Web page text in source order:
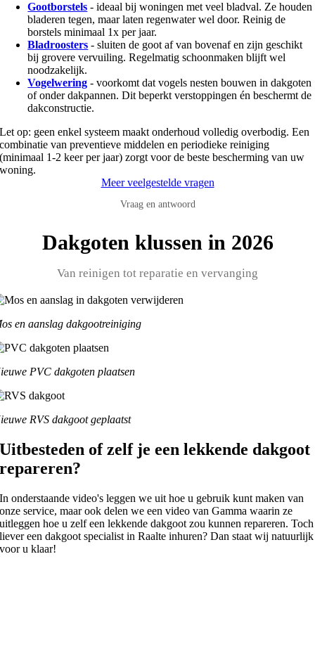
Gootborstels - ideaal bij woningen met veel bladval. Ze houden
bladeren tegen, maar laten regenwater wel door. Reinig de
borstels minimaal 1x per jaar.
Bladroosters - sluiten de goot af van bovenaf en zijn geschikt
bij grovere vervuiling. Regelmatig schoonmaken blijft wel
noodzakelijk.
Vogelwering - voorkomt dat vogels nesten bouwen in dakgoten
of onder dakpannen. Dit beperkt verstoppingen én beschermt de
dakconstructie.
Let op: geen enkel systeem maakt onderhoud volledig overbodig. Een
combinatie van preventieve middelen en periodieke reiniging
(minimaal 1-2 keer per jaar) zorgt voor de beste bescherming van uw
woning.
Meer veelgestelde vragen
Vraag en antwoord
Dakgoten klussen in 2026
Van reinigen tot reparatie en vervanging
en aanslag dakgootreiniging
PVC dakgoten plaatsen
RVS dakgoot geplaatst
Uitbesteden of zelf je een lekkende dakgoot
repareren?
In onderstaande video's leggen we uit hoe u gebruik kunt maken van
onze service, maar ook delen we een video van Gamma waarin ze
uitleggen hoe u zelf een lekkende dakgoot zou kunnen repareren. Toch
liever een dakgoot specialist in Raalte inhuren? Dan staat wij natuurlijk
voor u klaar!